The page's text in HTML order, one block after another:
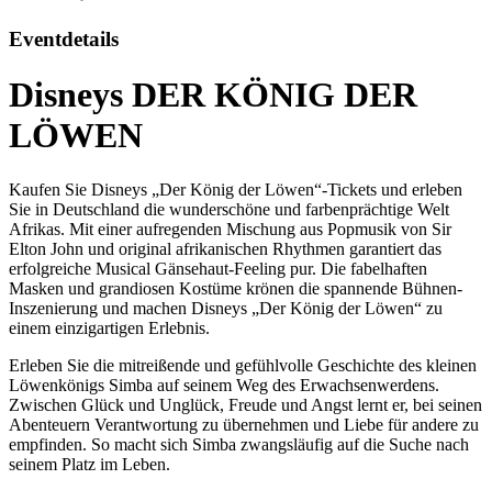
Eventdetails
Disneys DER KÖNIG DER
LÖWEN
Kaufen Sie Disneys „Der König der Löwen“-Tickets und erleben
Sie in Deutschland die wunderschöne und farbenprächtige Welt
Afrikas. Mit einer aufregenden Mischung aus Popmusik von Sir
Elton John und original afrikanischen Rhythmen garantiert das
erfolgreiche Musical Gänsehaut-Feeling pur. Die fabelhaften
Masken und grandiosen Kostüme krönen die spannende Bühnen-
Inszenierung und machen Disneys „Der König der Löwen“ zu
einem einzigartigen Erlebnis.
Erleben Sie die mitreißende und gefühlvolle Geschichte des kleinen
Löwenkönigs Simba auf seinem Weg des Erwachsenwerdens.
Zwischen Glück und Unglück, Freude und Angst lernt er, bei seinen
Abenteuern Verantwortung zu übernehmen und Liebe für andere zu
empfinden. So macht sich Simba zwangsläufig auf die Suche nach
seinem Platz im Leben.